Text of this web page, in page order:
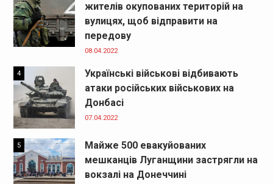
жителів окупованих територій на
вулицях, щоб відправити на
передову
08.04.2022
4
Українські військові відбивають
атаки російських військових на
Донбасі
07.04.2022
5
Майже 500 евакуйованих
мешканців Луганщини застрягли на
вокзалі на Донеччині